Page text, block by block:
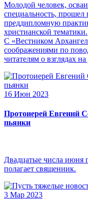
Молодой человек,
специальность, прошел
преддипломную
христианской тематики.
С «Вестником
соображениями по
читателям о взглядах
16 Июн 2023
Протоиерей Евгений
пьянки
Двадцатые числа июня
полагает священник.
3 Мар 2023